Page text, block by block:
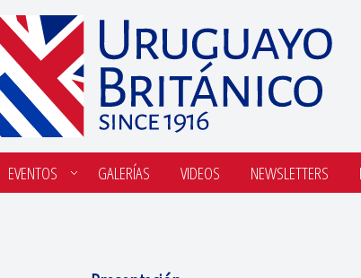
EVENTOS GALERÍAS VIDEOS NEWSLETTERS